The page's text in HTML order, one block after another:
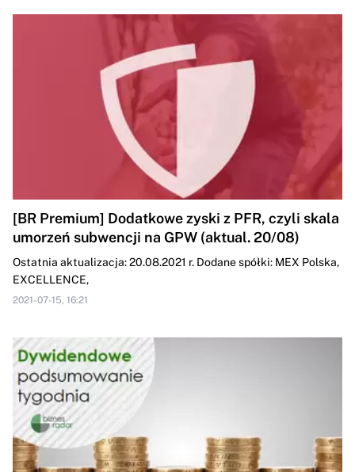
[BR Premium] Dodatkowe zyski z PFR, czyli skala
umorzeń subwencji na GPW (aktual. 20/08)
Ostatnia aktualizacja: 20.08.2021 r. Dodane spółki: MEX Polska,
EXCELLENCE,
2021-07-15, 16:21